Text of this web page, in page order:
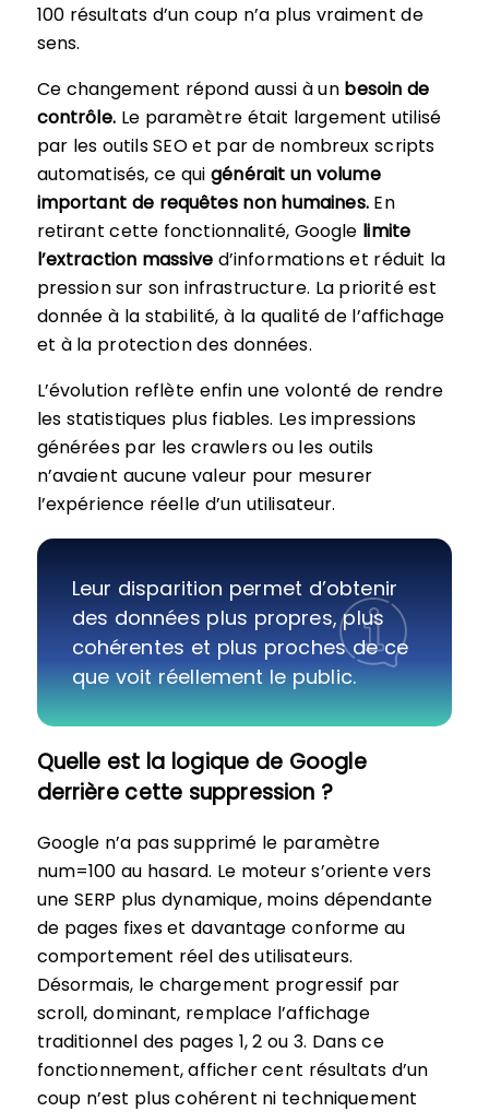
100 résultats d’un coup n’a plus vraiment de
sens.
Ce changement répond aussi à unbesoin de
contrôle.Le paramètre était largement utilisé
par les outils SEO et par de nombreux scripts
automatisés, ce quigénérait un volume
important de requêtes non humaines.En
retirant cette fonctionnalité, Google limite
l’extraction massive d’informations et réduit la
pression sur son infrastructure. La priorité est
donnée à la stabilité, à la qualité de l’affichage
et à la protection des données.
L’évolution reflète enfin une volonté de rendre
les statistiques plus fiables. Les impressions
générées par les crawlers ou les outils
n’avaient aucune valeur pour mesurer
l’expérience réelle d’un utilisateur.
Leur disparition permet d’obtenir
des données plus propres, plus
cohérentes et plus proches de ce
que voit réellement le public.
Quelle est la logique de Google
derrière cette suppression ?
Google n’a pas supprimé le paramètre
num=100 au hasard. Le moteur s’oriente vers
une SERP plus dynamique, moins dépendante
de pages fixes et davantage conforme au
comportement réel des utilisateurs.
Désormais, le chargement progressif par
scroll, dominant, remplace l’affichage
traditionnel des pages 1, 2 ou 3. Dans ce
fonctionnement, afficher cent résultats d’un
coup n’est plus cohérent ni techniquement